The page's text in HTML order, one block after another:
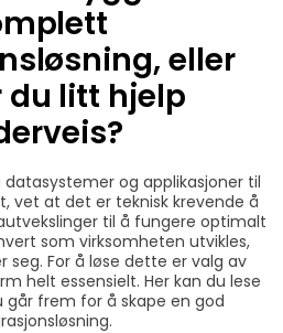
eller
du litt hjelp
og applikasjoner til
vet at det er teknisk krevende å
til å fungere optimalt
som virksomheten utvikles,
seg. For å løse dette er valg av
helt essensielt. Her kan du lese
frem for å skape en god